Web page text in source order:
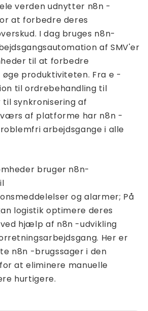
verden udnytter n8n -
at forbedre deres
I dag bruges n8n-
af SMV'er
til at forbedre
produktiviteten. Fra e -
til ordrebehandling til
til synkronisering af
af platforme har n8n -
arbejdsgange i alle
bruger n8n-
og alarmer; På
logistik optimere deres
hjælp af n8n -udvikling
Her er
n8n -brugssager i den
at eliminere manuelle
hurtigere.